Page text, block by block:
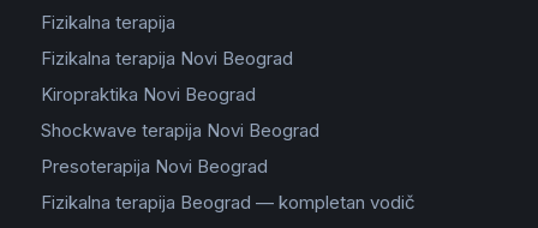
Fizikalna terapija
Fizikalna terapija Novi Beograd
Kiropraktika Novi Beograd
Shockwave terapija Novi Beograd
Presoterapija Novi Beograd
Fizikalna terapija Beograd — kompletan vodič